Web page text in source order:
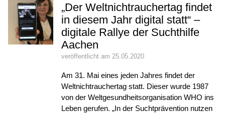
„Der Weltnichtrauchertag findet
in diesem Jahr digital statt“ –
digitale Rallye der Suchthilfe
Aachen
veröffentlicht am 25.05.2020
Am 31. Mai eines jeden Jahres findet der
Weltnichtrauchertag statt. Dieser wurde 1987
von der Weltgesundheitsorganisation WHO ins
Leben gerufen. „In der Suchtprävention nutzen